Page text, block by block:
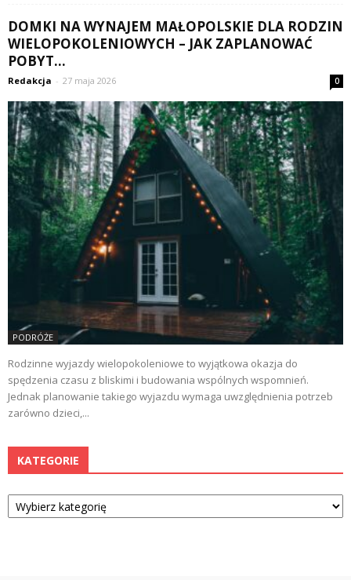
DOMKI NA WYNAJEM MAŁOPOLSKIE DLA RODZIN
WIELOPOKOLENIOWYCH – JAK ZAPLANOWAĆ
POBYT...
Redakcja - 27 maja 2026 0
PODRÓŻE
Rodzinne wyjazdy wielopokoleniowe to wyjątkowa okazja do
spędzenia czasu z bliskimi i budowania wspólnych wspomnień.
Jednak planowanie takiego wyjazdu wymaga uwzględnienia potrzeb
zarówno dzieci,...
KATEGORIE
Kategorie